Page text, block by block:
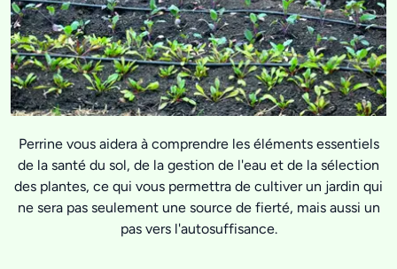
Perrine vous aidera à comprendre les éléments essentiels
de la santé du sol, de la gestion de l'eau et de la sélection
des plantes, ce qui vous permettra de cultiver un jardin qui
ne sera pas seulement une source de fierté, mais aussi un
pas vers l'autosuffisance.